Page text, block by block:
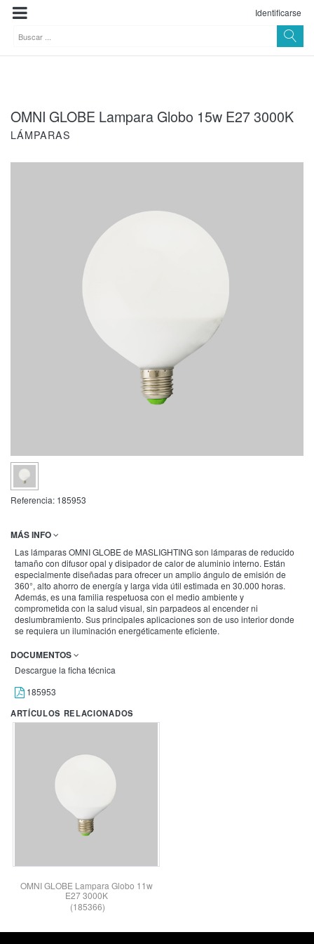
Identificarse
OMNI GLOBE Lampara Globo 15w E27 3000K
LÁMPARAS
Referencia: 185953
MÁS INFO
Las lámparas OMNI GLOBE de MASLIGHTING son lámparas de reducido
tamaño con difusor opal y disipador de calor de aluminio interno. Están
especialmente diseñadas para ofrecer un amplio ángulo de emisión de
360°, alto ahorro de energía y larga vida útil estimada en 30.000 horas.
Además, es una familia respetuosa con el medio ambiente y
comprometida con la salud visual, sin parpadeos al encender ni
deslumbramiento. Sus principales aplicaciones son de uso interior donde
se requiera un iluminación energéticamente eficiente.
DOCUMENTOS
Descargue la ficha técnica
185953
ARTÍCULOS RELACIONADOS
OMNI GLOBE Lampara Globo 11w
E27 3000K
(185366)